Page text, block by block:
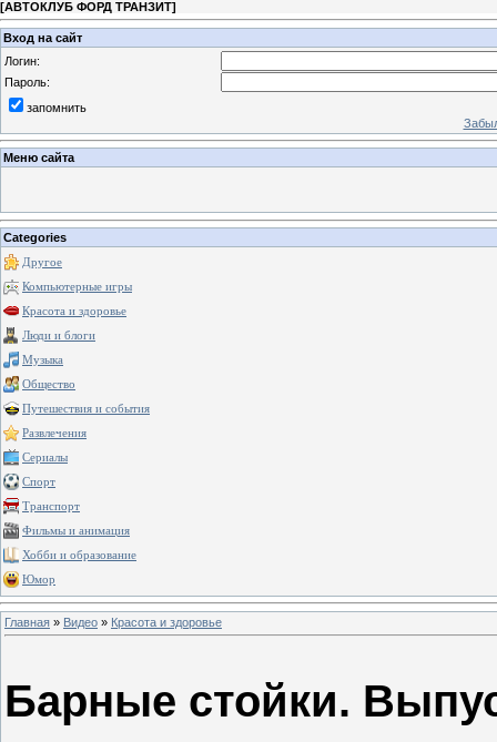
[АВТОКЛУБ ФОРД ТРАНЗИТ]
Вход на сайт
Логин:
Пароль:
запомнить
Меню сайта
Categories
Другое
Компьютерные игры
Красота и здоровье
Люди и блоги
Музыка
Общество
Путешествия и события
Развлечения
Сериалы
Спорт
Транспорт
Фильмы и анимация
Хобби и образование
Юмор
Главная » Видео » Красота и здоровье
Барные стойки.